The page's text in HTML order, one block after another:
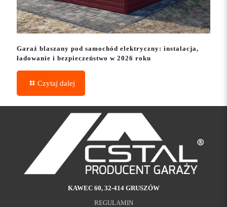
Garaż blaszany pod samochód elektryczny: instalacja,
ładowanie i bezpieczeństwo w 2026 roku
Czytaj dalej
KAWEC 60, 32-414 GRUSZÓW
REGULAMIN